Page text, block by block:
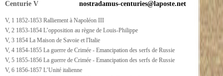
Centurie V
V, 1 1852-1853 Ralliement à Napoléon III
V, 2 1853-1854 L’opposition au règne de Louis-Philippe
V, 3 1854 La Maison de Savoie et l'Italie
V, 4 1854-1855 La guerre de Crimée - Emancipation des serfs de Russie
V, 5 1855-1856 La guerre de Crimée - Emancipation des serfs de Russie
V, 6 1856-1857 L’Unité italienne
nostradamus-centuries@laposte.net